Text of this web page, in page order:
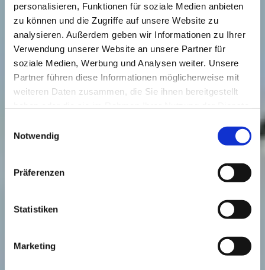
personalisieren, Funktionen für soziale Medien anbieten
zu können und die Zugriffe auf unsere Website zu
analysieren. Außerdem geben wir Informationen zu Ihrer
Verwendung unserer Website an unsere Partner für
soziale Medien, Werbung und Analysen weiter. Unsere
Partner führen diese Informationen möglicherweise mit
weiteren Daten zusammen, die Sie ihnen bereitgestellt
Notwendig
Präferenzen
Statistiken
Marketing